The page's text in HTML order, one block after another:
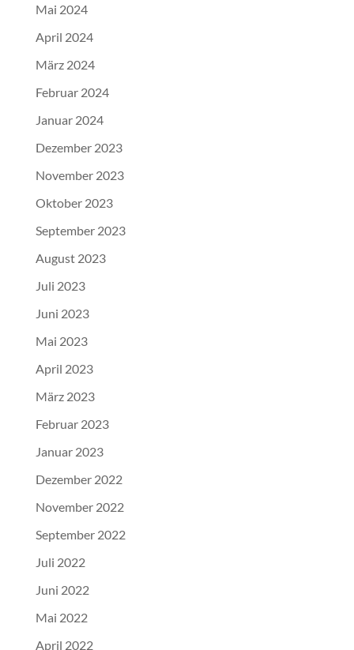
Mai 2024
April 2024
März 2024
Februar 2024
Januar 2024
Dezember 2023
November 2023
Oktober 2023
September 2023
August 2023
Juli 2023
Juni 2023
Mai 2023
April 2023
März 2023
Februar 2023
Januar 2023
Dezember 2022
November 2022
September 2022
Juli 2022
Juni 2022
Mai 2022
April 2022